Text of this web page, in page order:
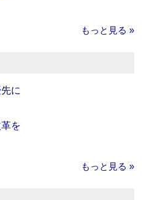
もっと見る »
に
を
もっと見る »